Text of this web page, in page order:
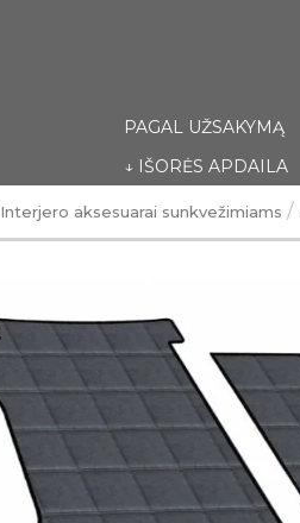
PAGAL UŽSAKYMĄ
↓ IŠORĖS APDAILA
Interjero aksesuarai sunkvežimiams /